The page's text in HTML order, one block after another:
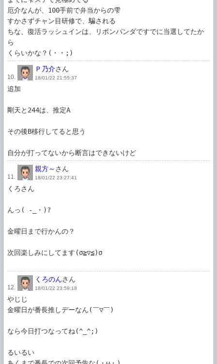
厄介なんが、100手前で弁当からの雫
すかさずチャン目研修で、騙される
ちな、復活ラッシュインは、リボンパンダですでに当選してたか
ら
くらいかな？(・・;)
10.
Ｐ乃介さん
18/01/22 21:55:37
追加
剛天と244は、推定A
その後B移行してると思う
自分が打ってないから断言はできないけど
11.
親方～ さん
18/01/22 23:27:41
くろさん
んっ( -_・)?
金曜日まで行かんの？
次回楽しみにしてます(σ≧▽≦)σ
12.
くろのんさん
18/01/22 23:59:18
やじじ
金曜日が番長推しデーなん(￣▽￣)
なら今日打つなってね(^_^;)
るいるい